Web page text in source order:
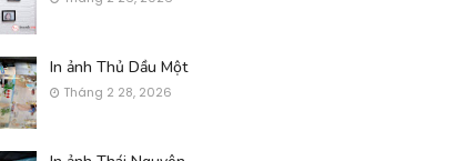
In ảnh Thủ Dầu Một
Tháng 2 28, 2026